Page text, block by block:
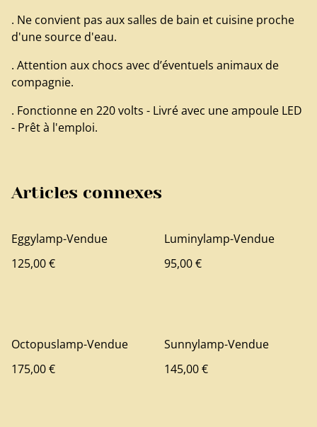
. Ne convient pas aux salles de bain et cuisine proche
d'une source d'eau.
. Attention aux chocs avec d’éventuels animaux de
compagnie.
. Fonctionne en 220 volts - Livré avec une ampoule LED
- Prêt à l'emploi.
Articles connexes
Eggylamp-Vendue
125,00 €
Luminylamp-Vendue
95,00 €
Octopuslamp-Vendue
175,00 €
Sunnylamp-Vendue
145,00 €